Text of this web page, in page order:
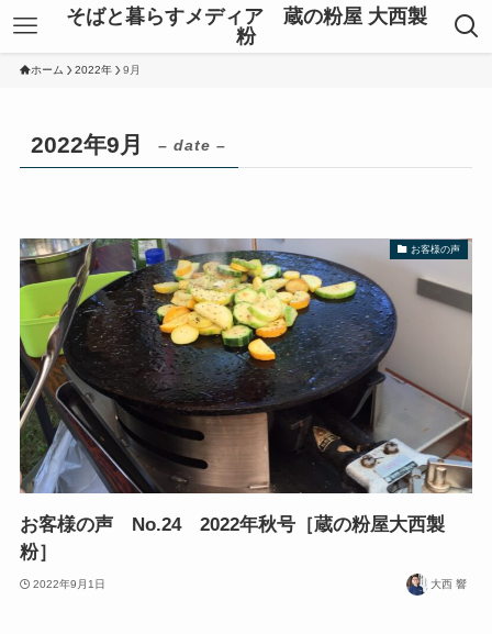
そばと暮らすメディア 蔵の粉屋 大西製
粉
ホーム 2022年 9月
2022年9月 – date –
お客様の声
お客様の声 No.24 2022年秋号［蔵の粉屋大西製
粉］
2022年9月1日 大西 響